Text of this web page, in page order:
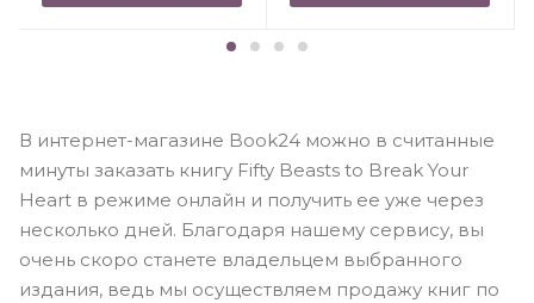
В интернет-магазине Book24 можно в считанные
минуты заказать книгу Fifty Beasts to Break Your
Heart в режиме онлайн и получить ее уже через
несколько дней. Благодаря нашему сервису, вы
очень скоро станете владельцем выбранного
издания, ведь мы осуществляем продажу книг по